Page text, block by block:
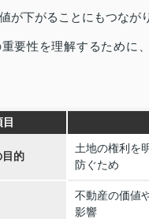
が下がることにもつなが
要性を理解するために
目的
土地の権利を
防ぐため
不動産の価値
影響